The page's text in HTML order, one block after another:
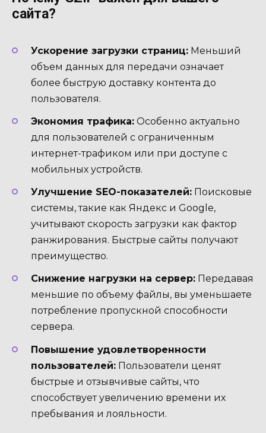
сайта?
Ускорение загрузки страниц: Меньший
объем данных для передачи означает
более быструю доставку контента до
пользователя.
Экономия трафика: Особенно актуально
для пользователей с ограниченным
интернет-трафиком или при доступе с
мобильных устройств.
Улучшение SEO-показателей: Поисковые
системы, такие как Яндекс и Google,
учитывают скорость загрузки как фактор
ранжирования. Быстрые сайты получают
преимущество.
Снижение нагрузки на сервер: Передавая
меньшие по объему файлы, вы уменьшаете
потребление пропускной способности
сервера.
Повышение удовлетворенности
пользователей: Пользователи ценят
быстрые и отзывчивые сайты, что
способствует увеличению времени их
пребывания и лояльности.